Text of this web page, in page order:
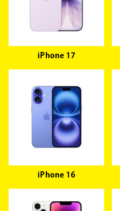
iPhone 17
iPhone 16